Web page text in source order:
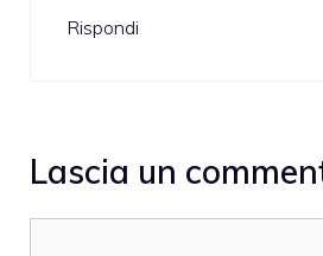
Rispondi
Lascia un